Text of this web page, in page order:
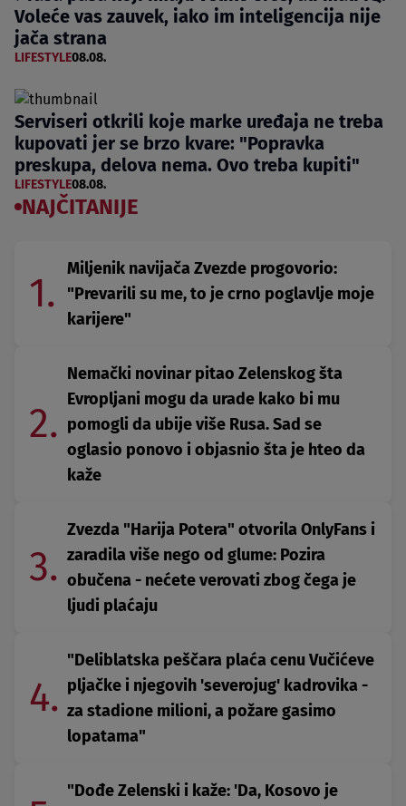
Voleće vas zauvek, iako im inteligencija nije
jača strana
LIFESTYLE08.08.
Serviseri otkrili koje marke uređaja ne treba
kupovati jer se brzo kvare: "Popravka
preskupa, delova nema. Ovo treba kupiti"
LIFESTYLE08.08.
NAJČITANIJE
1.
Miljenik navijača Zvezde progovorio:
"Prevarili su me, to je crno poglavlje moje
karijere"
2.
Nemački novinar pitao Zelenskog šta
Evropljani mogu da urade kako bi mu
pomogli da ubije više Rusa. Sad se
oglasio ponovo i objasnio šta je hteo da
kaže
3.
Zvezda "Harija Potera" otvorila OnlyFans i
zaradila više nego od glume: Pozira
obučena - nećete verovati zbog čega je
ljudi plaćaju
4.
"Deliblatska peščara plaća cenu Vučićeve
pljačke i njegovih 'severojug' kadrovika -
za stadione milioni, a požare gasimo
lopatama"
"Dođe Zelenski i kaže: 'Da, Kosovo je